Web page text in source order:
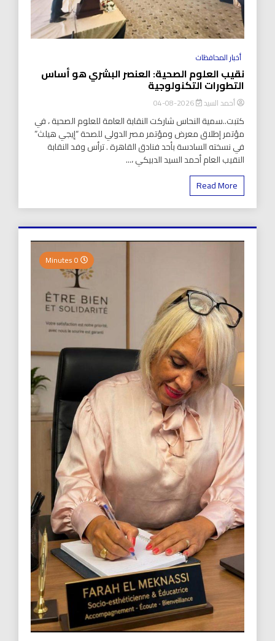
أخبار المحافظات
نقيب العلوم الصحية: العنصر البشري هو أساس
التطورات التكنولوجية
أحمد السيد 2026-08-04
كتبت..سمية النحاس شاركت النقابة العامة للعلوم الصحية ، في
مؤتمر إطلاق معرض ومؤتمر مصر الدولي للصحة “إيجي هيلث”
في نسخته السادسة بأحد فنادق القاهرة . ترأس وفد النقابة
النقيب العام أحمد السيد الدبيكي ،...
Read More